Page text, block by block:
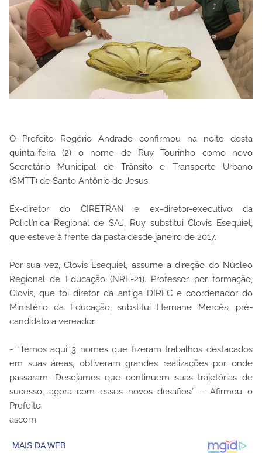
O Prefeito Rogério Andrade confirmou na noite desta
quinta-feira (2) o nome de Ruy Tourinho como novo
Secretário Municipal de Trânsito e Transporte Urbano
(SMTT) de Santo Antônio de Jesus.
Ex-diretor do CIRETRAN e ex-diretor-executivo da
Policlínica Regional de SAJ, Ruy substitui Clovis Esequiel,
que esteve à frente da pasta desde janeiro de 2017.
Por sua vez, Clovis Esequiel, assume a direção do Núcleo
Regional de Educação (NRE-21). Professor por formação,
Clovis, que foi diretor da antiga DIREC e coordenador do
Ministério da Educação, substitui Hernane Mercês, pré-
candidato a vereador.
- “Temos aqui 3 nomes que fizeram trabalhos destacados
em suas áreas, obtiveram grandes realizações por onde
passaram. Desejamos que continuem suas trajetórias de
sucesso, agora com esses novos desafios.” – Afirmou o
Prefeito.
ascom